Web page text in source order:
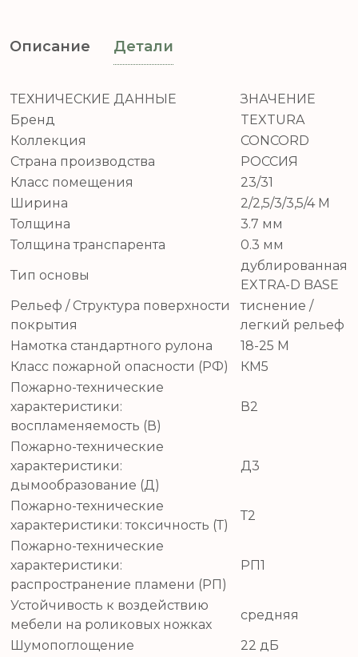
Описание Детали
ТЕХНИЧЕСКИЕ ДАННЫЕ
ЗНАЧЕНИЕ
Бренд
TEXTURA
Коллекция
CONCORD
Страна производства
РОССИЯ
Класс помещения
23/31
Ширина
2/2,5/3/3,5/4 М
Толщина
3.7 мм
Толщина транспарента
0.3 мм
Тип основы
дублированная
EXTRA-D BASE
Рельеф / Структура поверхности
покрытия
тиснение /
легкий рельеф
Намотка стандартного рулона
18-25 М
Класс пожарной опасности (РФ)
КМ5
Пожарно-технические
характеристики:
воспламеняемость (В)
В2
Пожарно-технические
характеристики:
дымообразование (Д)
Д3
Пожарно-технические
характеристики: токсичность (Т)
Т2
Пожарно-технические
характеристики:
распространение пламени (РП)
РП1
Устойчивость к воздействию
мебели на роликовых ножках
средняя
Шумопоглощение
22 дБ